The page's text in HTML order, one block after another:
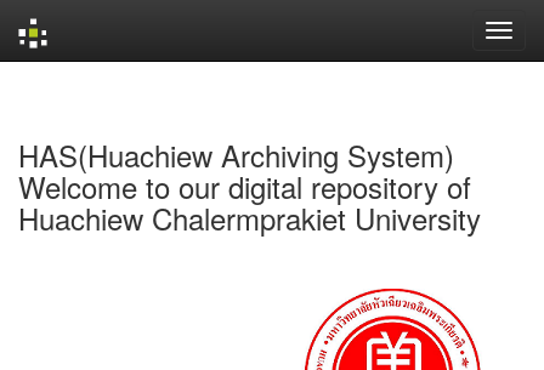
HAS(Huachiew Archiving System)
Welcome to our digital repository of
Huachiew Chalermprakiet University